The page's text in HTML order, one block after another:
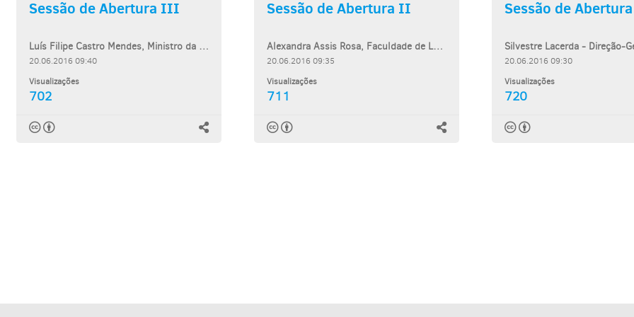
Sessão de Abertura III
Luís Filipe Castro Mendes, Ministro da Cultura
20.06.2016 09:40
Visualizações
702
Sessão de Abertura II
Alexandra Assis Rosa, Faculdade de Letras da Universidade de Lisboa
20.06.2016 09:35
Visualizações
711
Sessão de
20.06.2016 09:30
Visualizações
720